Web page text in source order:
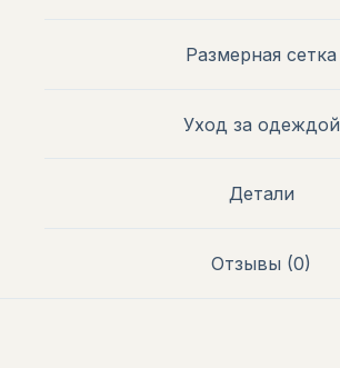
Размерная сетка
Уход за одеждой
Детали
Отзывы (0)